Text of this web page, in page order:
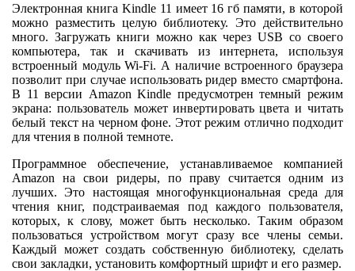
Электронная книга Kindle 11 имеет 16 гб памяти, в которой
можно разместить целую библиотеку. Это действительно
много. Загружать книги можно как через USB со своего
компьютера, так и скачивать из интернета, используя
встроенный модуль Wi-Fi. А наличие встроенного браузера
позволит при случае использовать ридер вместо смартфона.
В 11 версии Amazon Kindle предусмотрен темный режим
экрана: пользователь может инвертировать цвета и читать
белый текст на черном фоне. Этот режим отлично подходит
для чтения в полной темноте.
Программное обеспечение, устанавливаемое компанией
Amazon на свои ридеры, по праву считается одним из
лучших. Это настоящая многофункциональная среда для
чтения книг, подстраиваемая под каждого пользователя,
которых, к слову, может быть несколько. Таким образом
пользоваться устройством могут сразу все члены семьи.
Каждый может создать собственную библиотеку, сделать
свои закладки, установить комфортный шрифт и его размер.